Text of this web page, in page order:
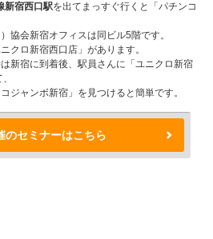
新宿西口駅を出てまっすぐ行くと「パチンコ
協会新宿オフィスは同ビル5階です。
クロ新宿西口店」があります。
新宿に到着後、駅員さんに「ユニクロ新宿
ジャンボ新宿」を見つけると簡単です。
のセミナーはこちら